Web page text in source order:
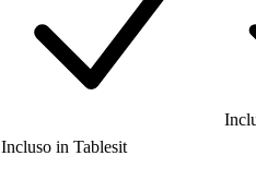
Incluso in Tablesit